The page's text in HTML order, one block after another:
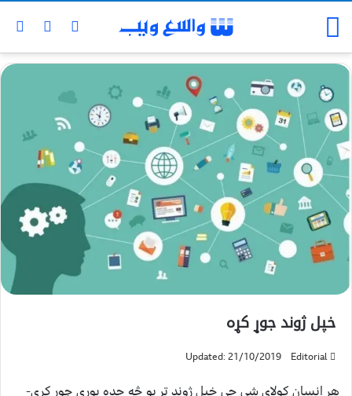
خپل ژوند جوړ کړه
Editorial
Updated: 21/10/2019
هر انسان كولاي شي چى خپل ژوند تر يو څه حده پورى جوړ كړي-